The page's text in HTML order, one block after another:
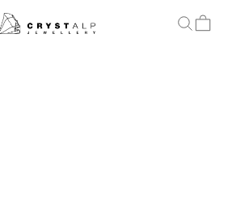
crystalpjewelry
Suchen